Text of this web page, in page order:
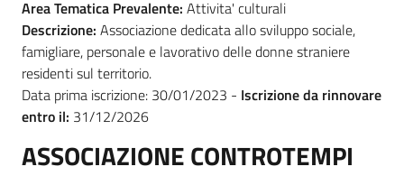
Area Tematica Prevalente: Attivita' culturali
Descrizione: Associazione dedicata allo sviluppo sociale,
famigliare, personale e lavorativo delle donne straniere
residenti sul territorio.
Data prima iscrizione: 30/01/2023 - Iscrizione da rinnovare
entro il: 31/12/2026
ASSOCIAZIONE CONTROTEMPI